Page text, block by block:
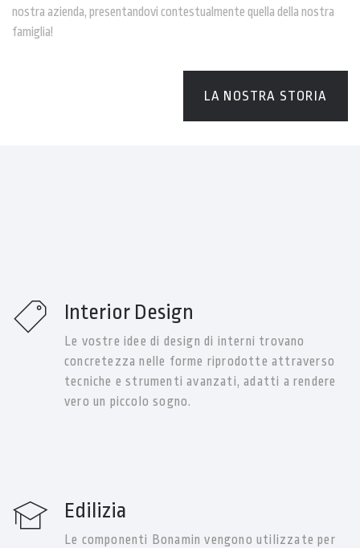
nostra azienda, presentandovi contestualmente quella della nostra
famiglia!
LA NOSTRA STORIA
Interior Design
Le vostre idee di design di interni trovano
concretezza nelle forme riprodotte attraverso
tecniche e strumenti avanzati, adatti a rendere
vero un piccolo sogno.
Edilizia
Le componenti Bonamin vengono utilizzate per